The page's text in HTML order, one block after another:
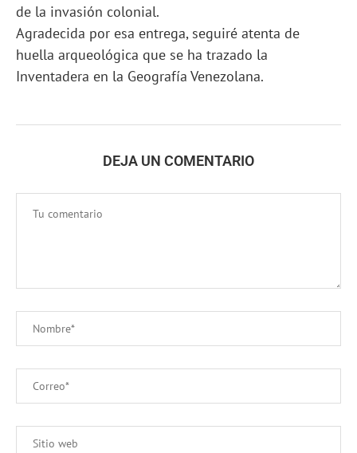
de la invasión colonial.
Agradecida por esa entrega, seguiré atenta de
huella arqueológica que se ha trazado la
Inventadera en la Geografía Venezolana.
DEJA UN COMENTARIO